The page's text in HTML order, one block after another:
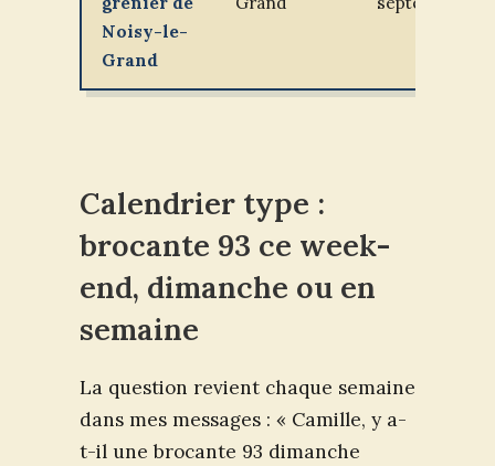
Noisy-le-
Grand
Calendrier type :
brocante 93 ce week-
end, dimanche ou en
semaine
La question revient chaque semaine
dans mes messages : « Camille, y a-
t-il une brocante 93 dimanche